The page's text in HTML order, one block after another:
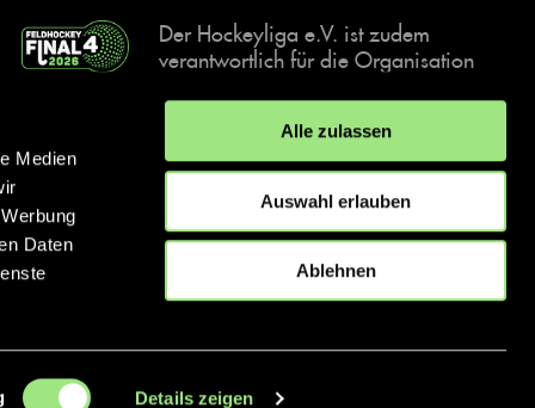
Medien
Daten
Details zeigen
Alle zulassen
Auswahl erlauben
Ablehnen
Der Hockeyliga e.V. ist zudem
verantwortlich für die Organisation
Events, der deutschen Hockey-
Meisterschaften.
IMPRESSUM DATENSCHUTZERKLÄRUNG
© 2026 hockey.de